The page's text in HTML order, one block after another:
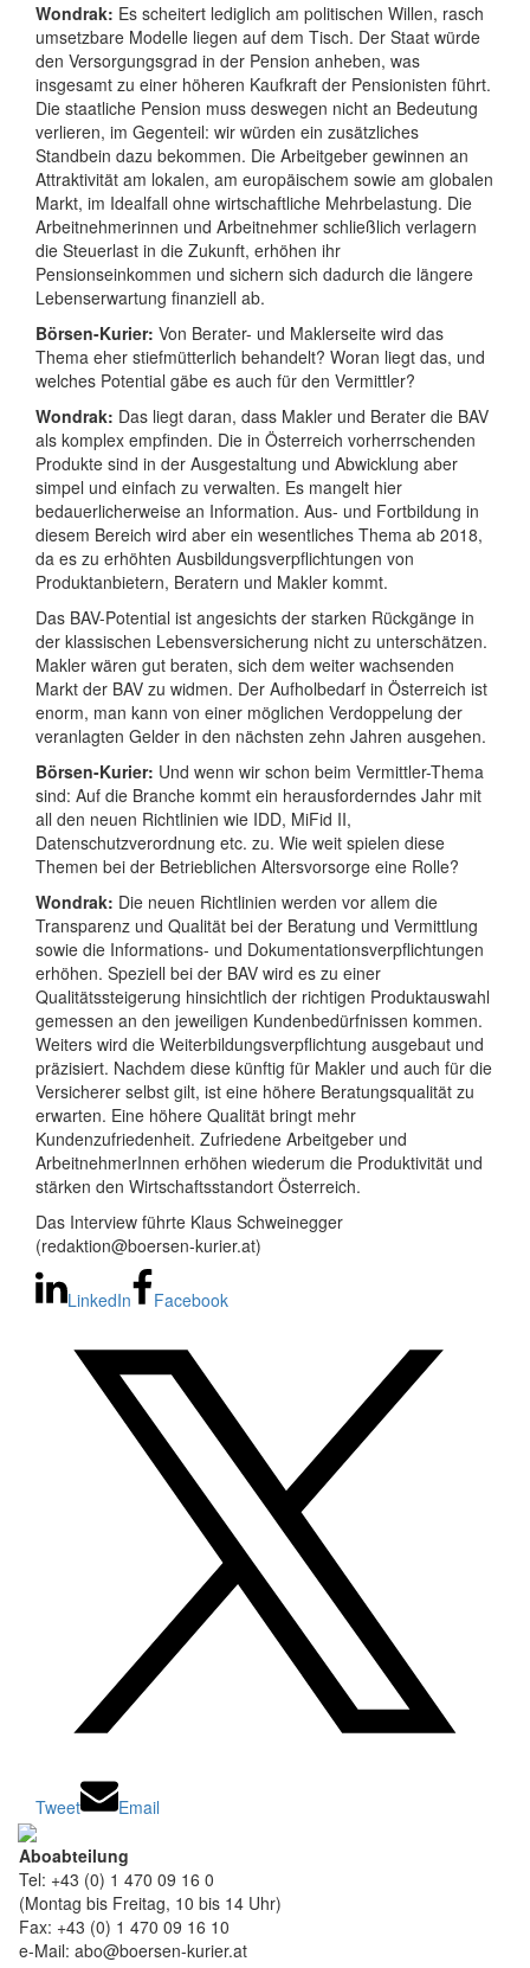
Wondrak: Es scheitert lediglich am politischen Willen, rasch
umsetzbare Modelle liegen auf dem Tisch. Der Staat würde
den Versorgungsgrad in der Pension anheben, was
insgesamt zu einer höheren Kaufkraft der Pensionisten führt.
Die staatliche Pension muss deswegen nicht an Bedeutung
verlieren, im Gegenteil: wir würden ein zusätzliches
Standbein dazu bekommen. Die Arbeitgeber gewinnen an
Attraktivität am lokalen, am europäischem sowie am globalen
Markt, im Idealfall ohne wirtschaftliche Mehrbelastung. Die
Arbeitnehmerinnen und Arbeitnehmer schließlich verlagern
die Steuerlast in die Zukunft, erhöhen ihr
Pensionseinkommen und sichern sich dadurch die längere
Lebenserwartung finanziell ab.
Börsen-Kurier: Von Berater- und Maklerseite wird das
Thema eher stiefmütterlich behandelt? Woran liegt das, und
welches Potential gäbe es auch für den Vermittler?
Wondrak: Das liegt daran, dass Makler und Berater die BAV
als komplex empfinden. Die in Österreich vorherrschenden
Produkte sind in der Ausgestaltung und Abwicklung aber
simpel und einfach zu verwalten. Es mangelt hier
bedauerlicherweise an Information. Aus- und Fortbildung in
diesem Bereich wird aber ein wesentliches Thema ab 2018,
da es zu erhöhten Ausbildungsverpflichtungen von
Produktanbietern, Beratern und Makler kommt.
Das BAV-Potential ist angesichts der starken Rückgänge in
der klassischen Lebensversicherung nicht zu unterschätzen.
Makler wären gut beraten, sich dem weiter wachsenden
Markt der BAV zu widmen. Der Aufholbedarf in Österreich ist
enorm, man kann von einer möglichen Verdoppelung der
veranlagten Gelder in den nächsten zehn Jahren ausgehen.
Börsen-Kurier: Und wenn wir schon beim Vermittler-Thema
sind: Auf die Branche kommt ein herausforderndes Jahr mit
all den neuen Richtlinien wie IDD, MiFid II,
Datenschutzverordnung etc. zu. Wie weit spielen diese
Themen bei der Betrieblichen Altersvorsorge eine Rolle?
Wondrak: Die neuen Richtlinien werden vor allem die
Transparenz und Qualität bei der Beratung und Vermittlung
sowie die Informations- und Dokumentationsverpflichtungen
erhöhen. Speziell bei der BAV wird es zu einer
Qualitätssteigerung hinsichtlich der richtigen Produktauswahl
gemessen an den jeweiligen Kundenbedürfnissen kommen.
Weiters wird die Weiterbildungsverpflichtung ausgebaut und
präzisiert. Nachdem diese künftig für Makler und auch für die
Versicherer selbst gilt, ist eine höhere Beratungsqualität zu
erwarten. Eine höhere Qualität bringt mehr
Kundenzufriedenheit. Zufriedene Arbeitgeber und
ArbeitnehmerInnen erhöhen wiederum die Produktivität und
stärken den Wirtschaftsstandort Österreich.
Das Interview führte Klaus Schweinegger
(redaktion@boersen-kurier.at)
LinkedIn Facebook
Tweet Email
Aboabteilung
Tel: +43 (0) 1 470 09 16 0
(Montag bis Freitag, 10 bis 14 Uhr)
Fax: +43 (0) 1 470 09 16 10
e-Mail: abo@boersen-kurier.at